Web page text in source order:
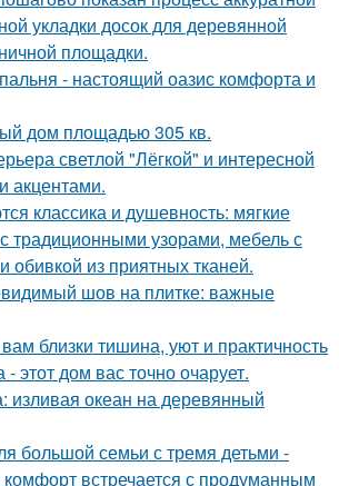
укладки досок для деревянной
площадки.
- настоящий оазис комфорта и
дом площадью 305 кв.
светлой "Лёгкой" и интересной
акцентами.
классика и душевность: мягкие
с традиционными узорами, мебель с
обивкой из приятных тканей.
шов на плитке: важные
близки тишина, уют и практичность
этот дом вас точно очарует.
изливая океан на деревянный
большой семьи с тремя детьми -
комфорт встречается с продуманным